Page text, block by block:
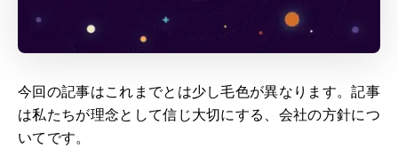
今回の記事はこれまでとは少し毛色が異なります。記事
は私たちが理念として信じ大切にする、会社の方針につ
いてです。